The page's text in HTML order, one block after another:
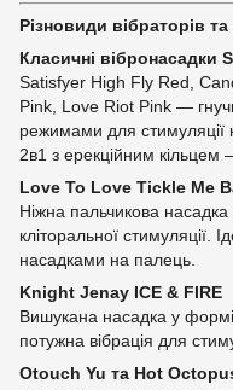
Різновиди вібраторів
Класичні вібронасадки
Satisfyer High Fly Red,
Pink, Love Riot Pink —
режимами для стимуляції
2в1 з ерекційним кільцем
Love To Love Tickle Me
Ніжна пальчикова насадка
кліторальної стимуляції.
насадками на палець.
Knight Jenay ICE & FIRE
Вишукана насадка у
потужна вібрація для
Otouch Yu та Hot